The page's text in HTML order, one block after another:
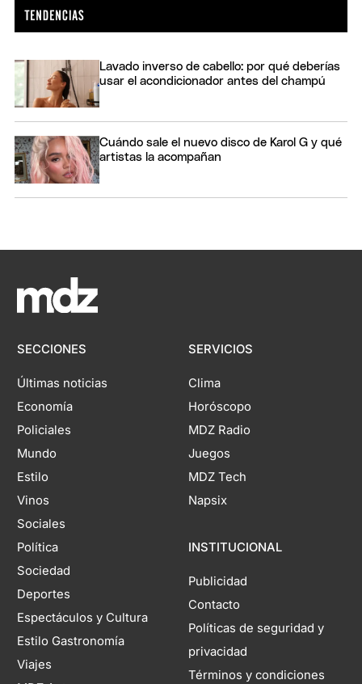
Lavado inverso de cabello: por qué deberías
usar el acondicionador antes del champú
Cuándo sale el nuevo disco de Karol G y qué
artistas la acompañan
SECCIONES
Últimas noticias
Economía
Policiales
Mundo
Estilo
Vinos
Sociales
Política
Sociedad
Deportes
Espectáculos y Cultura
Estilo Gastronomía
Viajes
SERVICIOS
Clima
Horóscopo
MDZ Radio
Juegos
MDZ Tech
Napsix
INSTITUCIONAL
Publicidad
Contacto
Políticas de seguridad y
privacidad
Términos y condiciones